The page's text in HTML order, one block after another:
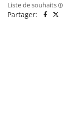
Liste de souhaits
Partager: